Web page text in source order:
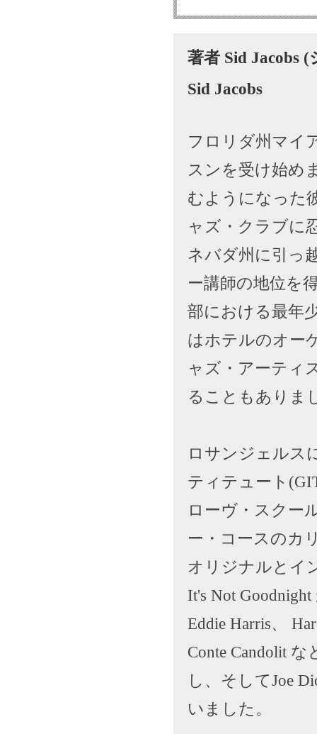
著者 Sid Jacobs
Sid Jacobs
フロリダ州マイ
スンを受け始め
むようになった
ャズ・クラブに
ネバダ州に引っ
ー講師の地位を
部における最年
はホテルのオー
ャズ・アーティ
ることもありま
ロサンジェルス
ティテュート
ローヴ・スクー
ー・コースのカ
オリジナルとイ
It's Not
Eddie Harris、
Conte Candolit
し、そしてJoe
いました。